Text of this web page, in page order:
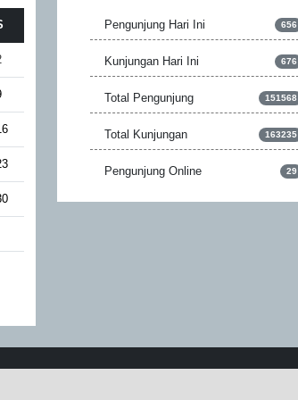
Pengunjung Hari Ini 656
Kunjungan Hari Ini 676
Total Pengunjung 151568
Total Kunjungan 163235
Pengunjung Online 29